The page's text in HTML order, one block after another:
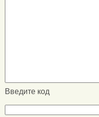
Введите код